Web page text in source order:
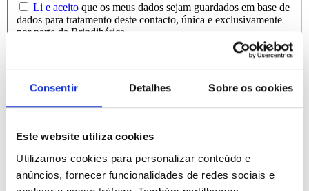
Consentir Detalhes Sobre os cookies
Este website utiliza cookies
Utilizamos cookies para personalizar conteúdo e
anúncios, fornecer funcionalidades de redes sociais e
Li e aceito que os meus dados sejam guardados em base de
dados para tratamento deste contacto, única e exclusivamente
por parte da Brindibérica.
Entrega prevista entre 5-6 dias úteis
Produtos Relacionados
Comprar
Travelx